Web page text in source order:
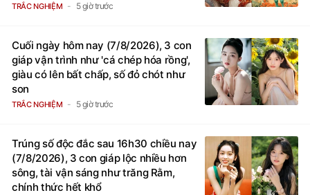
TRẮC NGHIỆM 5 giờ trước
Cuối ngày hôm nay (7/8/2026), 3 con
giáp vận trình như 'cá chép hóa rồng',
giàu có lên bất chấp, số đỏ chót như
son
TRẮC NGHIỆM 5 giờ trước
Trúng số độc đắc sau 16h30 chiều nay
(7/8/2026), 3 con giáp lộc nhiều hơn
sông, tài vận sáng như trăng Rằm,
chính thức hết khổ